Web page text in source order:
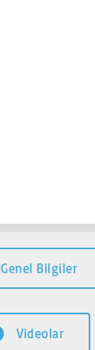
Genel Bilgiler
Videolar